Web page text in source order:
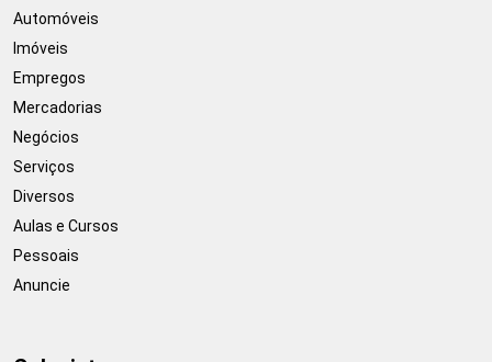
Automóveis
Imóveis
Empregos
Mercadorias
Negócios
Serviços
Diversos
Aulas e Cursos
Pessoais
Anuncie